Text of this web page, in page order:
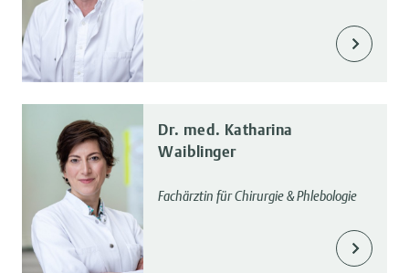
Dr. med. Katharina
Waiblinger
Fachärztin für Chirurgie & Phlebologie